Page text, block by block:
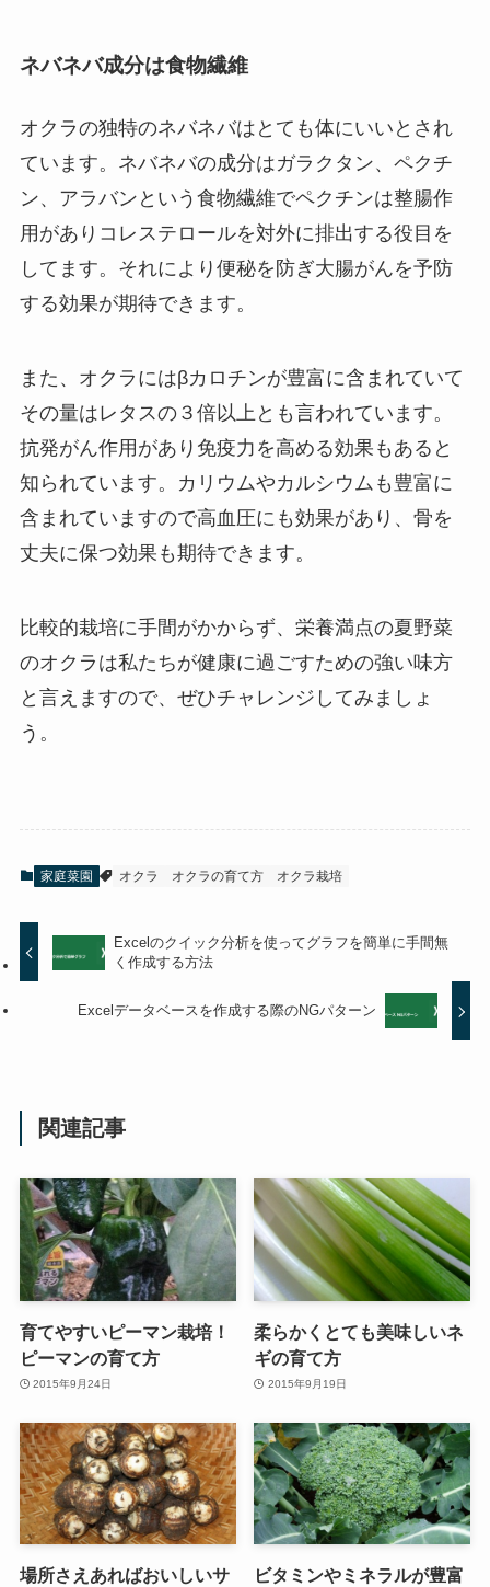
ネバネバ成分は食物繊維
オクラの独特のネバネバはとても体にいいとされ
ています。ネバネバの成分はガラクタン、ペクチ
ン、アラバンという食物繊維でペクチンは整腸作
用がありコレステロールを対外に排出する役目を
してます。それにより便秘を防ぎ大腸がんを予防
する効果が期待できます。
また、オクラにはβカロチンが豊富に含まれていて
その量はレタスの３倍以上とも言われています。
抗発がん作用があり免疫力を高める効果もあると
知られています。カリウムやカルシウムも豊富に
含まれていますので高血圧にも効果があり、骨を
丈夫に保つ効果も期待できます。
比較的栽培に手間がかからず、栄養満点の夏野菜
のオクラは私たちが健康に過ごすための強い味方
と言えますので、ぜひチャレンジしてみましょ
う。
家庭菜園 オクラ オクラの育て方 オクラ栽培
Excelのクイック分析を使ってグラフを簡単に手間無
く作成する方法
Excelデータベースを作成する際のNGパターン
関連記事
育てやすいピーマン栽培！
ピーマンの育て方
2015年9月24日
柔らかくとても美味しいネ
ギの育て方
2015年9月19日
場所さえあればおいしいサ
ビタミンやミネラルが豊富